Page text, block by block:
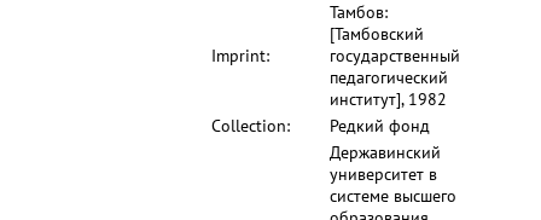
Imprint:
Тамбов:
[Тамбовский
государственный
педагогический
институт], 1982
Collection:
Редкий фонд
Державинский
университет в
системе высшего